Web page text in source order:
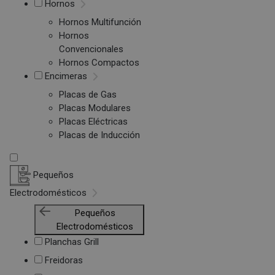
Hornos
Hornos Multifunción
Hornos
Convencionales
Hornos Compactos
Encimeras
Placas de Gas
Placas Modulares
Placas Eléctricas
Placas de Inducción
Pequeños
Electrodomésticos
Pequeños
Electrodomésticos
Planchas Grill
Freidoras